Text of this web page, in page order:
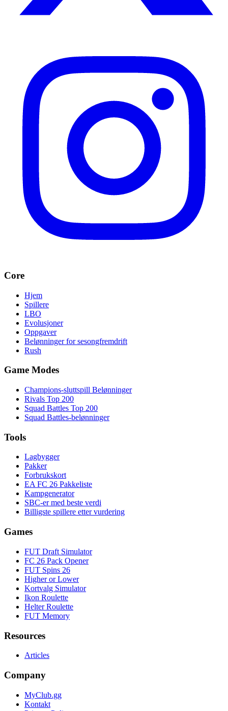
Core
Hjem
Spillere
LBO
Evolusjoner
Oppgaver
Belønninger for sesongfremdrift
Rush
Game Modes
Champions-sluttspill Belønninger
Rivals Top 200
Squad Battles Top 200
Squad Battles-belønninger
Tools
Lagbygger
Pakker
Forbrukskort
EA FC 26 Pakkeliste
Kampgenerator
SBC-er med beste verdi
Billigste spillere etter vurdering
Games
FUT Draft Simulator
FC 26 Pack Opener
FUT Spins 26
Higher or Lower
Kortvalg Simulator
Ikon Roulette
Helter Roulette
FUT Memory
Resources
Articles
Company
MyClub.gg
Kontakt